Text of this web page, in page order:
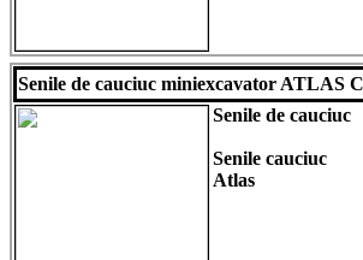
Senile de cauciuc miniexcavator ATLAS
Senile de cauciuc
Senile cauciuc
Atlas